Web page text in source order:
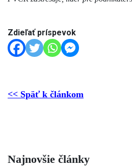
Zdieľať príspevok
<< Späť k článkom
Najnovšie články